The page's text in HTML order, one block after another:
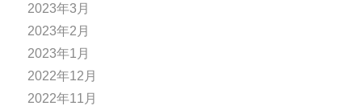
2023年3月
2023年2月
2023年1月
2022年12月
2022年11月